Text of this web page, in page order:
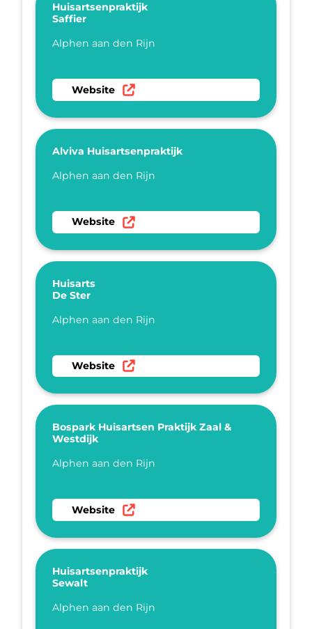
Huisartsenpraktijk
Saffier
Plaatsnaam
Alphen aan den Rijn
Ga naar website Huisartsenpraktijk Saffier
Website
Alviva Huisartsenpraktijk
Plaatsnaam
Alphen aan den Rijn
Ga naar website Alviva Huisartsenpraktijk
Website
Huisarts
De Ster
Plaatsnaam
Alphen aan den Rijn
Ga naar website Huisarts De Ster
Website
Bospark Huisartsen Praktijk Zaal &
Westdijk
Plaatsnaam
Alphen aan den Rijn
Ga naar website Bospark Huisartsen Praktijk
Website
Huisartsenpraktijk
Sewalt
Plaatsnaam
Alphen aan den Rijn